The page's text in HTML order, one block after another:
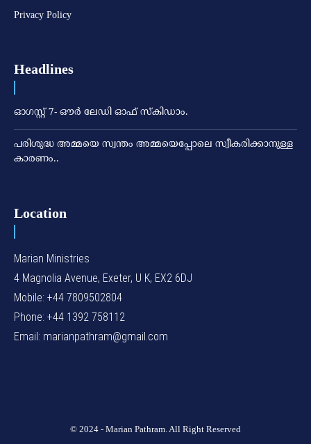
Privacy Policy
Headlines
ഓഗസ്റ്റ് 7- ഔര്‍ ലേഡി ഓഫ് സ്‌കിഡാം.
പരിശുദ്ധ അമ്മയെ സ്വന്തം അമ്മയെപ്പോലെ സ്വീകരിക്കാനുള്ള
കാരണം..
Location
Marian Ministries
4 Magnolia Avenue, Exeter, U K, EX2 6DJ
Mobile: +44 7809502804
Phone: +44 1392 758112
Email: marianpathram@gmail.com
© 2024 - Marian Pathram. All Right Reserved